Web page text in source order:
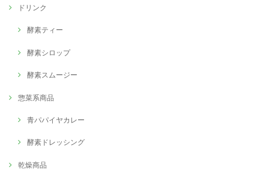
ドリンク
酵素ティー
酵素シロップ
酵素スムージー
惣菜系商品
青パパイヤカレー
酵素ドレッシング
乾燥商品